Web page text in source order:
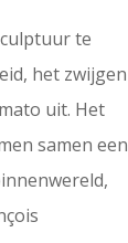
te
het zwijgen
uit. Het
samen een